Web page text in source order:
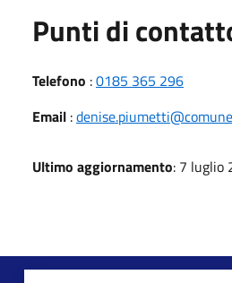
Punti di
Telefono :0185 365 296
Email :
Ultimo aggiornamento: 7 luglio